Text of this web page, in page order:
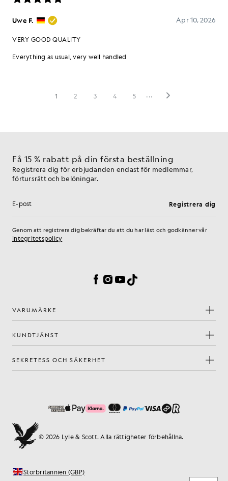
Få 15 % rabatt på din första beställning
Registrera dig för erbjudanden endast för medlemmar,
förtursrätt och belöningar.
E-postadress Registrera dig
Genom att registrera dig bekräftar du att du har läst och godkänner vår
integritetspolicy
Facebook
Instagram
YouTube
TikTok
VARUMÄRKE
KUNDTJÄNST
SEKRETESS OCH SÄKERHET
© 2026 Lyle & Scott. Alla rättigheter förbehållna.
Storbritannien (GBP)